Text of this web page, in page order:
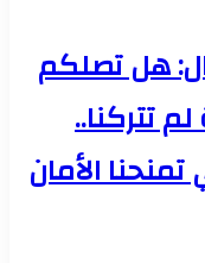
هل تصلكم
تتركنا..
الأمان